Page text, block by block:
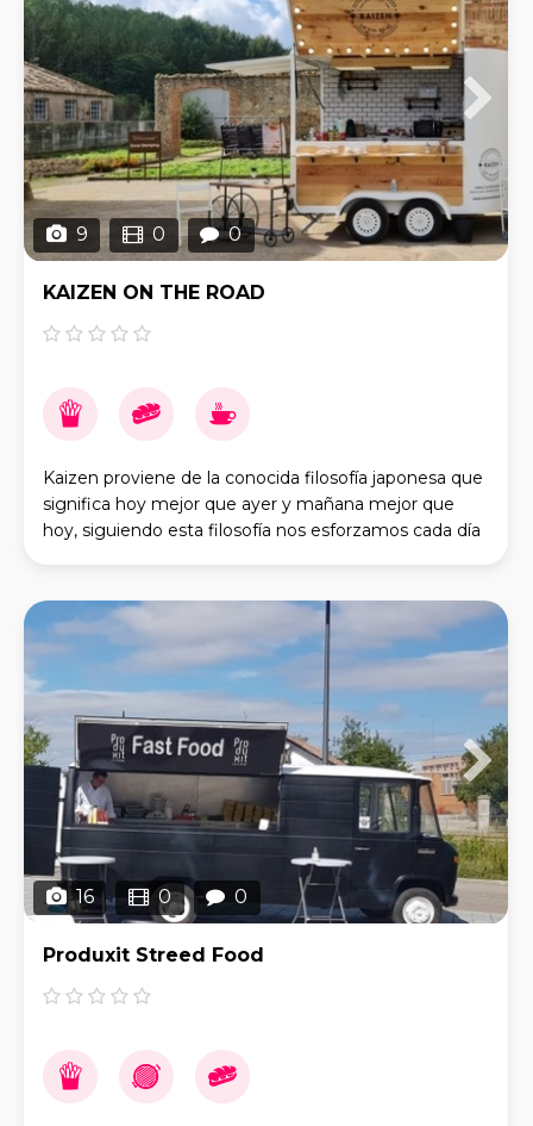
9 0 0
KAIZEN ON THE ROAD
Kaizen proviene de la conocida filosofía japonesa que
significa hoy mejor que ayer y mañana mejor que
hoy, siguiendo esta filosofía nos esforzamos cada día
16 0 0
Produxit Streed Food